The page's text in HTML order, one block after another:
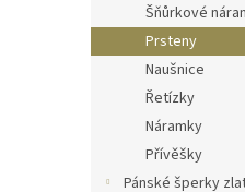
Šňůrkové
Prsteny
Naušnice
Řetízky
Náramky
Přívěšky
Pánské šperky